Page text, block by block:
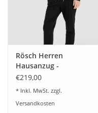
Links waschen, links bügeln
Rösch Herren
Hausanzug -
Freizeitanzug Herren-
€219,00
* Inkl. MwSt. zzgl.
Versandkosten